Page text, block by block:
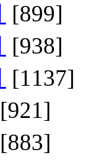
[899]
[938]
[1137]
[921]
[883]